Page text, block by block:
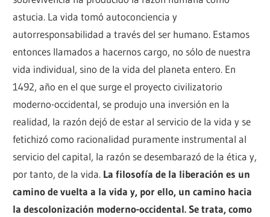
astucia. La vida tomó autoconciencia y
autorresponsabilidad a través del ser humano. Estamos
entonces llamados a hacernos cargo, no sólo de nuestra
vida individual, sino de la vida del planeta entero. En
1492, año en el que surge el proyecto civilizatorio
moderno-occidental, se produjo una inversión en la
realidad, la razón dejó de estar al servicio de la vida y se
fetichizó como racionalidad puramente instrumental al
servicio del capital, la razón se desembarazó de la ética y,
por tanto, de la vida. La filosofía de la liberación es un
camino de vuelta a la vida y, por ello, un camino hacia
la descolonización moderno-occidental. Se trata, como